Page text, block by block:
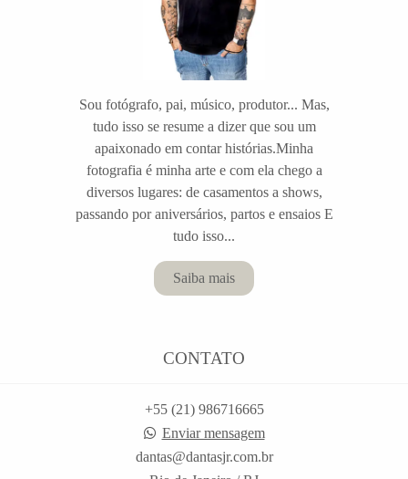
Sou fotógrafo, pai, músico, produtor... Mas,
tudo isso se resume a dizer que sou um
apaixonado em contar histórias.Minha
fotografia é minha arte e com ela chego a
diversos lugares: de casamentos a shows,
passando por aniversários, partos e ensaios E
tudo isso...
Saiba mais
CONTATO
+55 (21) 986716665
Enviar mensagem
dantas@dantasjr.com.br